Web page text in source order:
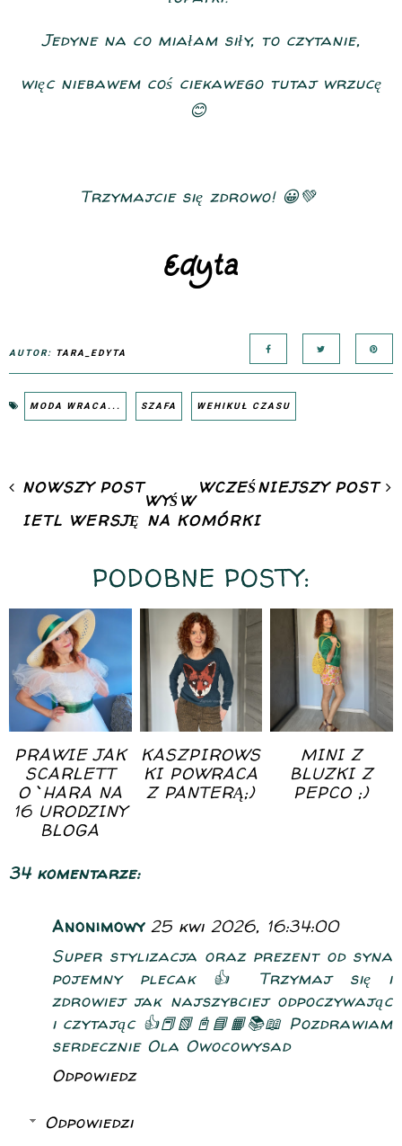
Jedyne na co miałam siły, to czytanie,
więc niebawem coś ciekawego tutaj wrzucę
😊
Trzymajcie się zdrowo! 😀💚
AUTOR: TARA_EDYTA
MODA WRACA... SZAFA WEHIKUŁ CZASU
NOWSZY POST WCZEŚNIEJSZY POST
WYŚW
IETL WERSJĘ NA KOMÓRKI
PODOBNE POSTY:
PRAWIE JAK
SCARLETT
O`HARA NA
16 URODZINY
BLOGA
KASZPIROWS
KI POWRACA
Z PANTERĄ;)
MINI Z
BLUZKI Z
PEPCO ;)
34 komentarze:
Anonimowy 25 kwi 2026, 16:34:00
Super stylizacja oraz prezent od syna
pojemny plecak 👍 Trzymaj się i
zdrowiej jak najszybciej odpoczywając
i czytając 👍📕📗📓📘📙📚📖 Pozdrawiam
serdecznie Ola Owocowysad
Odpowiedz
Odpowiedzi